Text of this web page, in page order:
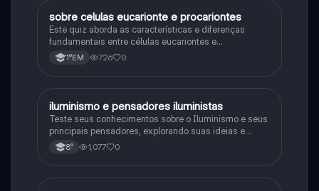
Biologia
sobre celulas eucarionte e procariontes
Este quiz aborda as características e diferenças
fundamentais entre células eucariontes e
procariontes.
1°EM 726 0
História
iluminismo e pensadores iluministas
Teste seus conhecimentos sobre o Iluminismo e seus
principais pensadores, explorando suas ideias e
impacto histórico.
8° 1,077 0